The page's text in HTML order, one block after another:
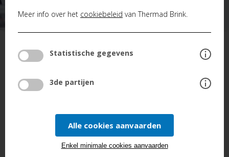
Meer info over het cookiebeleid van Thermad Brink.
Statistische gegevens
3de partijen
Alle cookies aanvaarden
Enkel minimale cookies aanvaarden
FAQ
Brink Excellent: Foutcode E105
BRINK EXCELLENT:
FOUTCODE E105